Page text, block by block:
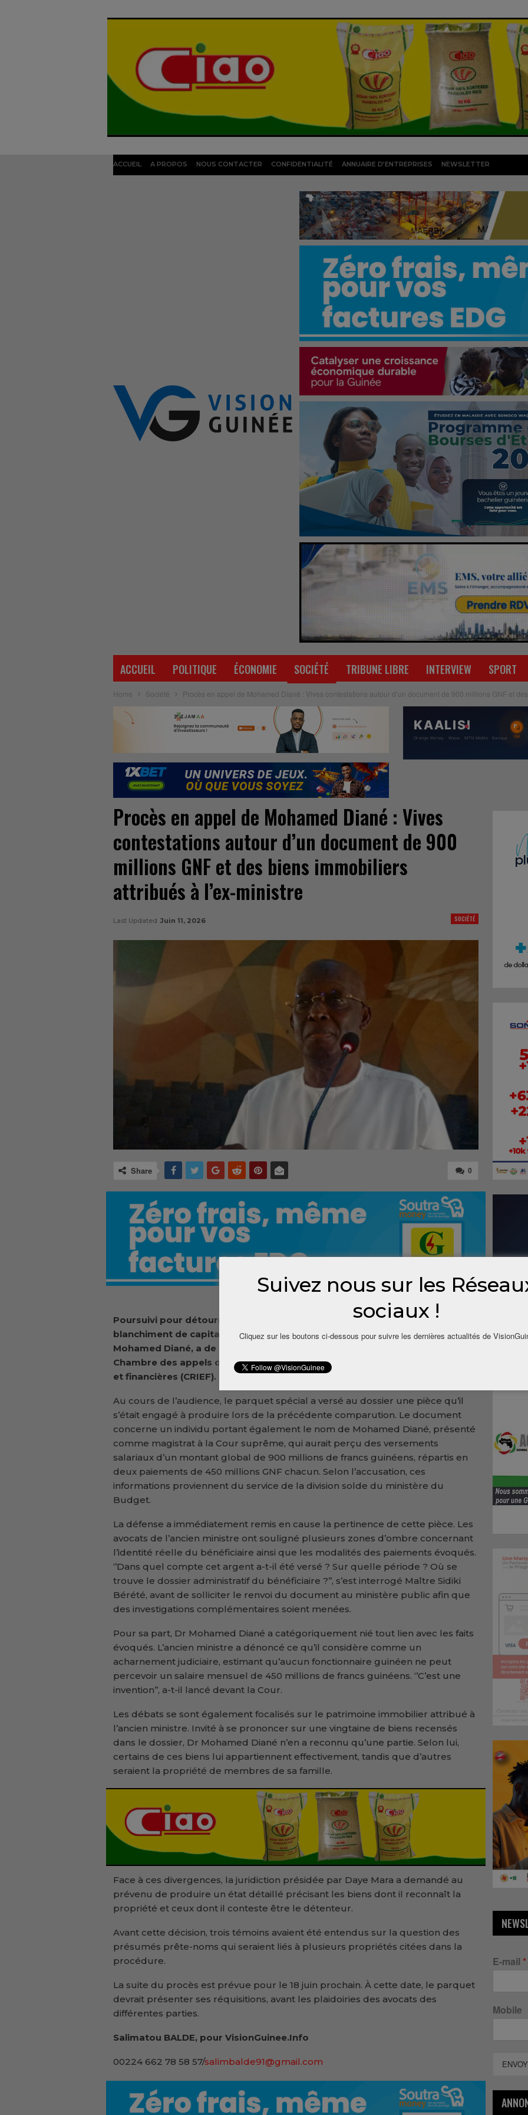
ACCUEIL A PROPOS NOUS CONTACTER CONFIDENTIALITÉ ANNUAIRE D’ENTREPRISES NEWSLETTER
ACCUEIL POLITIQUE ÉCONOMIE SOCIÉTÉ TRIBUNE LIBRE INTERVIEW SPORT
Home Société Procès en appel de Mohamed Diané : Vives contestations autour d’un document de 900 millions GNF et
Procès en appel de Mohamed Diané : Vives
contestations autour d’un document de 900
millions GNF et des biens immobiliers
attribués à l’ex-ministre
SOCIÉTÉ
Last Updated Juin 11, 2026
0
Share
Poursuivi pour détournement de deniers publics, enrichissement illicite et
blanchiment de capitaux, l’ancien ministre de la Défense nationale, Dr
Mohamed Diané, a de nouveau comparu ce jeudi 11 juin 2026 devant la
Chambre des appels de la Cour de répression des infractions économiques
et financières (CRIEF).
Au cours de l’audience, le parquet spécial a versé au dossier une pièce qu’il
s’était engagé à produire lors de la précédente comparution. Le document
concerne un individu portant également le nom de Mohamed Diané, présenté
comme magistrat à la Cour suprême, qui aurait perçu des versements
salariaux d’un montant global de 900 millions de francs guinéens, répartis en
deux paiements de 450 millions GNF chacun. Selon l’accusation, ces
informations proviennent du service de la division solde du ministère du
Budget.
La défense a immédiatement remis en cause la pertinence de cette pièce. Les
avocats de l’ancien ministre ont souligné plusieurs zones d’ombre concernant
l’identité réelle du bénéficiaire ainsi que les modalités des paiements évoqués.
‘’Dans quel compte cet argent a-t-il été versé ? Sur quelle période ? Où se
trouve le dossier administratif du bénéficiaire ?’’, s’est interrogé Maître Sidiki
Bérété, avant de solliciter le renvoi du document au ministère public afin que
des investigations complémentaires soient menées.
Pour sa part, Dr Mohamed Diané a catégoriquement nié tout lien avec les faits
évoqués. L’ancien ministre a dénoncé ce qu’il considère comme un
acharnement judiciaire, estimant qu’aucun fonctionnaire guinéen ne peut
percevoir un salaire mensuel de 450 millions de francs guinéens. ‘’C’est une
invention’’, a-t-il lancé devant la Cour.
Les débats se sont également focalisés sur le patrimoine immobilier attribué à
l’ancien ministre. Invité à se prononcer sur une vingtaine de biens recensés
dans le dossier, Dr Mohamed Diané n’en a reconnu qu’une partie. Selon lui,
certains de ces biens lui appartiennent effectivement, tandis que d’autres
seraient la propriété de membres de sa famille.
Face à ces divergences, la juridiction présidée par Daye Mara a demandé au
prévenu de produire un état détaillé précisant les biens dont il reconnaît la
propriété et ceux dont il conteste être le détenteur.
Avant cette décision, trois témoins avaient été entendus sur la question des
présumés prête-noms qui seraient liés à plusieurs propriétés citées dans la
procédure.
La suite du procès est prévue pour le 18 juin prochain. À cette date, le parquet
devrait présenter ses réquisitions, avant les plaidoiries des avocats des
différentes parties.
Salimatou BALDE, pour VisionGuinee.Info
00224 662 78 58 57/salimbalde91@gmail.com
E-mail *
Mobile
Suivez nous sur les
sociaux !
Cliquez sur les boutons ci-dessous pour suivre les dernières actualités de